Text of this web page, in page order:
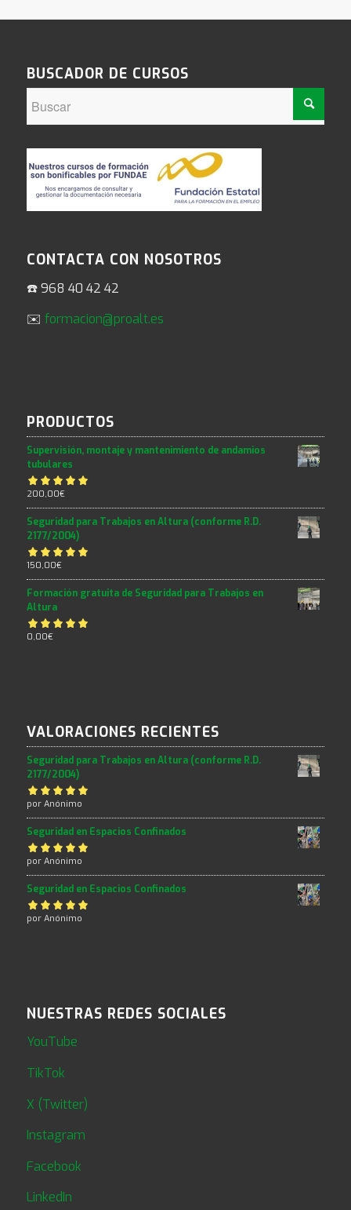
BUSCADOR DE CURSOS
CONTACTA CON NOSOTROS
☎️ 968 40 42 42
✉️ formacion@proalt.es
PRODUCTOS
Supervisión, montaje y mantenimiento de andamios
tubulares
Valorado con
5.00de 5
200,00€
Seguridad para Trabajos en Altura (conforme R.D.
2177/2004)
Valorado con
5.00de 5
150,00€
Formación gratuita de Seguridad para Trabajos en
Altura
Valorado con
0,00€
VALORACIONES RECIENTES
Seguridad para Trabajos en Altura (conforme R.D.
2177/2004)
Valorado con
5de 5
por Anónimo
Seguridad en Espacios Confinados
Valorado con
5de 5
por Anónimo
Seguridad en Espacios Confinados
Valorado con
por Anónimo
NUESTRAS REDES SOCIALES
YouTube
TikTok
X (Twitter)
Instagram
Facebook
LinkedIn